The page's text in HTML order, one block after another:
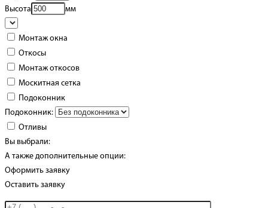
Высота
мм
Монтаж окна
Откосы
Монтаж откосов
Москитная сетка
Подоконник
Подоконник:
Отливы
Вы выбрали:
А также дополнительные опции:
Оформить заявку
Оставить заявку